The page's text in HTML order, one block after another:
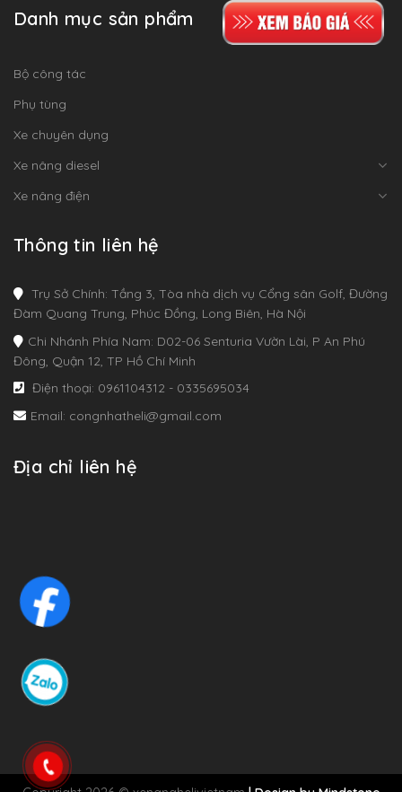
Danh mục sản phẩm
Bộ công tác
Phụ tùng
Xe chuyên dụng
Xe nâng diesel
Xe nâng điện
Thông tin liên hệ
Trụ Sở Chính: Tầng 3, Tòa nhà dịch vụ Cổng sân Golf, Đường
Đàm Quang Trung, Phúc Đồng, Long Biên, Hà Nội
Chi Nhánh Phía Nam: D02-06 Senturia Vườn Lài, P An Phú
Đông, Quận 12, TP Hồ Chí Minh
Điện thoại: 0961104312 - 0335695034
Email: congnhatheli@gmail.com
Địa chỉ liên hệ